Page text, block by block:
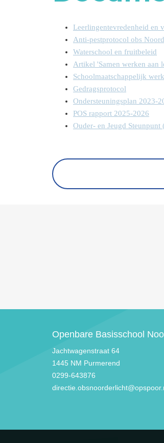
Leerlingentevredenheid en
Anti-pestprotocol obs
Waterschool en fruitbeleid
Artikel 'Samen werken aan
Schoolmaatschappelijk werk
Gedragsprotocol
Ondersteuningsplan 2023-
POS rapport 2025-2026
Ouder- en Jeugd Steunpunt
Openbare Basisschool
Jachtwagenstraat 64
1445 NM Purmerend
0299-643876